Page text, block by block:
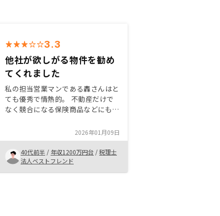
3.3
他社が欲しがる物件を勧め
てくれました
私の担当営業マンである轟さんはと
ても優秀で情熱的。 不動産だけで
なく競合になる保険商品などにも詳
わってきます。 また、夫婦で不動
産を5つ購入していますが他社から
「購入したい」という旨の郵送物が
よく届くので、良い物件を勧めても
らえたと実感しています。
2026年01月09日
40代前半 / 年収1200万円台 /税理士
法人ベストフレンド